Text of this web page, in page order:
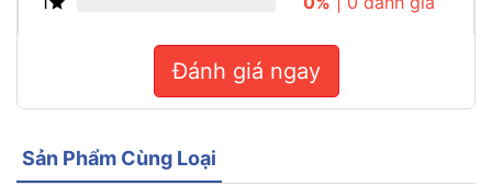
Đánh giá ngay
Sản Phẩm Cùng Loại